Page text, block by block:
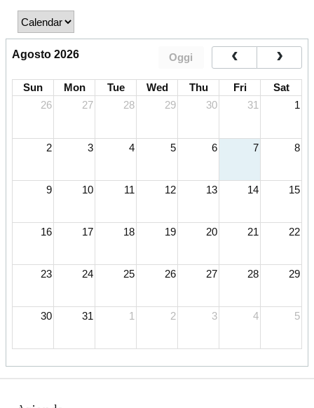
Agosto 2026 Oggi
Sun Mon Tue Wed Thu Fri
Sat
26
27 28 29 30 31 1
2 3 4 5 6 7 8
9 10 11 12 13 14 15
16 17 18 19 20 21 22
23 24 25 26 27 28 29
30 31 1 2 3 4 5